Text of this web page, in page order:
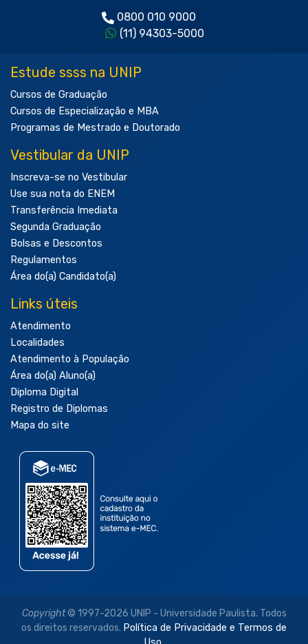
0800 010 9000
(11) 94303-5000
Estude ssss na UNIP
Cursos de Graduação
Cursos de Especialização e MBA
Programas de Mestrado e Doutorado
Vestibular da UNIP
Inscreva-se no Vestibular
Use sua nota do ENEM
Transferência Imediata
Segunda Graduação
Bolsas e Descontos
Regulamentos
Área do(a) Candidato(a)
Links úteis
Atendimento
Localidades
Atendimento à População
Área do(a) Aluno(a)
Diploma Digital
Registro de Diplomas
Mapa do site
Copyright© 1997-2026 UNIP - Universidade Paulista. Todos
os direitos reservados. Política de Privacidade e Termos de